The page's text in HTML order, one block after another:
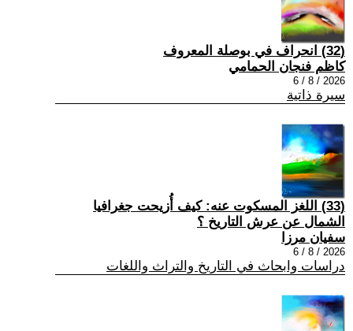
(32) انحراف في بوصلة المعروف
كاظم فنجان الحمامي
2026 / 8 / 6
سيرة ذاتية
(33) اللغز المسكوت عنه: كيف أُزيحت جغرافيا
الشمال عن عرش التاريخ ؟
سفيان مرزا
2026 / 8 / 6
دراسات وابحاث في التاريخ والتراث واللغات